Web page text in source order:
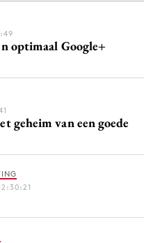
optimaal Google+
geheim van een goede